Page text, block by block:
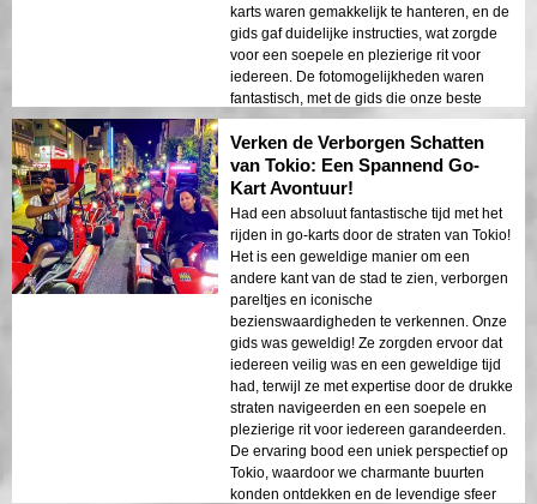
karts waren gemakkelijk te hanteren, en de
gids gaf duidelijke instructies, wat zorgde
voor een soepele en plezierige rit voor
iedereen. De fotomogelijkheden waren
fantastisch, met de gids die onze beste
momenten vakkundig vastlegde tegen de
achtergrond van de prachtige skyline van
Tokio. Dit is een activiteit die je moet doen
voor iedereen die Tokio bezoekt en op
zoek is naar een unieke en spannende
manier om de stad te verkennen. Het is een
perfecte mix van avontuur, sightseeing en
plezier, allemaal verpakt in een veilige en
goed georganiseerde tour. We raden deze
ervaring ten zeerste aan voor iedereen die
op zoek is naar een onvergetelijk avontuur
in Tokio. Het is een geweldige manier om
de stad vanuit een uniek perspectief te
ervaren en blijvende herinneringen te
creëren. De combinatie van deskundige
begeleiding, adembenemende scenery en
opwindend karten maakte dit tot een
absoluut hoogtepunt van onze reis.
Verken de Verborgen Schatten
van Tokio: Een Spannend Go-
Kart Avontuur!
Had een absoluut fantastische tijd met het
rijden in go-karts door de straten van Tokio!
Het is een geweldige manier om een
andere kant van de stad te zien, verborgen
pareltjes en iconische
bezienswaardigheden te verkennen. Onze
gids was geweldig! Ze zorgden ervoor dat
iedereen veilig was en een geweldige tijd
had, terwijl ze met expertise door de drukke
straten navigeerden en een soepele en
plezierige rit voor iedereen garandeerden.
De ervaring bood een uniek perspectief op
Tokio, waardoor we charmante buurten
konden ontdekken en de levendige sfeer